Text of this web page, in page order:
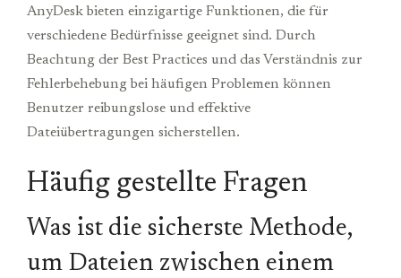
AnyDesk bieten einzigartige Funktionen, die für
verschiedene Bedürfnisse geeignet sind. Durch
Beachtung der Best Practices und das Verständnis zur
Fehlerbehebung bei häufigen Problemen können
Benutzer reibungslose und effektive
Dateiübertragungen sicherstellen.
Häufig gestellte Fragen
Was ist die sicherste Methode,
um Dateien zwischen einem